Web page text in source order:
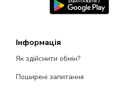
Інформація
Як здійснити обмін?
Поширені запитання